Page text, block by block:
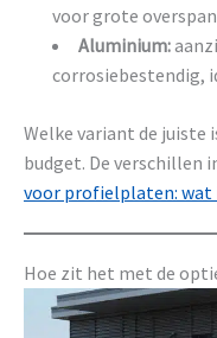
voor grote
Aluminium:
corrosiebestendig,
Welke variant de juiste
budget. De verschillen
voor profielplaten: wat
Hoe zit het met de